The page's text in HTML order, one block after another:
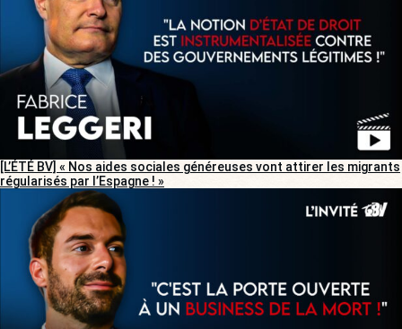
[L’ÉTÉ BV] « Nos aides sociales généreuses vont attirer les migrants
régularisés par l’Espagne ! »